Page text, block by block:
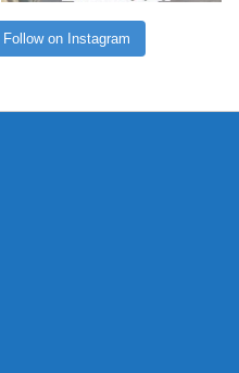
Follow on Instagram